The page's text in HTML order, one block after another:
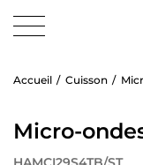
Accueil Cuisson
Micro-